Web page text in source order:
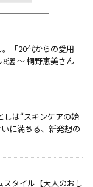
。「20代からの愛用
選 ～ 桐野恵美さん
しは“スキンケアの始
に満ちる、新発想の
タイル【大人のおし